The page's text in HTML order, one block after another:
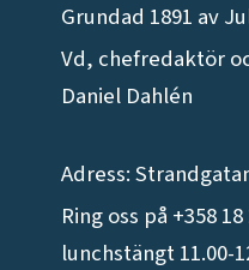
Grundad 1891 av
Vd, chefredaktör
Daniel Dahlén
Adress:
Ring oss på +358
lunchstängt 11.00-